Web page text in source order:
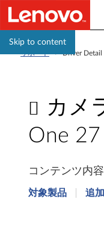
Skip to content
サポート >Driver Detail
カメ
One
メ
コンテンツ内容
対象製品 追